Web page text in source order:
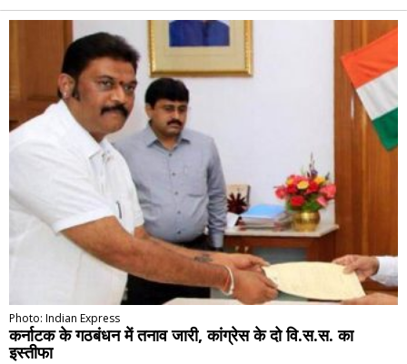
Alternative:
Photo: Indian Express
कर्नाटक के गठबंधन में तनाव जारी, कांग्रेस के दो वि.स.स. का
इस्तीफा